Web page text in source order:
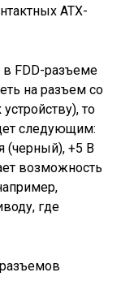
ATX-
FDD-разъеме
на разъем со
то
следующим:
(черный), +5 В
возможность
где